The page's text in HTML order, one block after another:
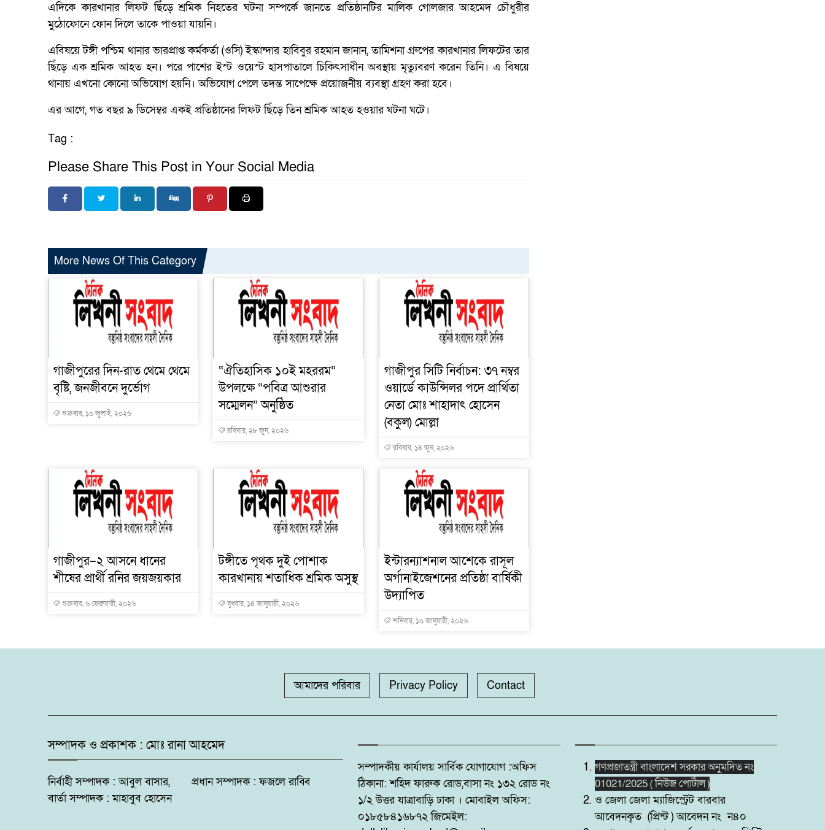
এদিকে কারখানার লিফট ছিঁড়ে শ্রমিক নিহতের ঘটনা সম্পর্কে জানতে প্রতিষ্ঠানটির মালিক গোলজার আহমেদ চৌধুরীর
মুঠোফোনে ফোন দিলে তাকে পাওয়া যায়নি।
এবিষয়ে টঙ্গী পশ্চিম থানার ভারপ্রাপ্ত কর্মকর্তা (ওসি) ইস্কান্দার হাবিবুর রহমান জানান, তামিশনা গ্রুপের কারখানার লিফটের তার
ছিঁড়ে এক শ্রমিক আহত হন। পরে পাশের ইস্ট ওয়েস্ট হাসপাতালে চিকিৎসাধীন অবস্থায় মৃত্যুবরণ করেন তিনি। এ বিষয়ে
থানায় এখনো কোনো অভিযোগ হয়নি। অভিযোগ পেলে তদন্ত সাপেক্ষে প্রয়োজনীয় ব্যবস্থা গ্রহণ করা হবে।
এর আগে, গত বছর ৯ ডিসেম্বর একই প্রতিষ্ঠানের লিফট ছিঁড়ে তিন শ্রমিক আহত হওয়ার ঘটনা ঘটে।
Tag :
Please Share This Post in Your Social Media
More News Of This Category
গাজীপুরের দিন-রাত থেমে থেমে
বৃষ্টি, জনজীবনে দুর্ভোগ
শুক্রবার, ১০ জুলাই, ২০২৬
“ঐতিহাসিক ১০ই মহররম”
উপলক্ষে “পবিত্র আশুরার
সম্মেলন” অনুষ্ঠিত
রবিবার, ২৮ জুন, ২০২৬
গাজীপুর সিটি নির্বাচন: ৩৭ নম্বর
ওয়ার্ডে কাউন্সিলর পদে প্রার্থিতা
নেতা মোঃ শাহাদাৎ হোসেন
(বকুল) মোল্লা
রবিবার, ১৪ জুন, ২০২৬
গাজীপুর–২ আসনে ধানের
শীষের প্রার্থী রনির জয়জয়কার
শুক্রবার, ৬ ফেব্রুয়ারী, ২০২৬
টঙ্গীতে পৃথক দুই পোশাক
কারখানায় শতাধিক শ্রমিক অসুস্থ
বুধবার, ১৪ জানুয়ারী, ২০২৬
ইন্টারন্যাশনাল আশেকে রাসূল
অর্গানাইজেশনের প্রতিষ্ঠা বার্ষিকী
উদ্যাপিত
শনিবার, ১০ জানুয়ারী, ২০২৬
আমাদের পরিবার Privacy Policy Contact
সম্পাদক ও প্রকাশক : মোঃ রানা আহমেদ
নির্বাহী সম্পাদক : আবুল বাসার, প্রধান সম্পাদক : ফজলে রাব্বি
বার্তা সম্পাদক : মাহাবুব হোসেন
সম্পাদকীয় কার্যালয় সার্বিক যোগাযোগ :অফিস
ঠিকানা: শহিদ ফারুক রোড,বাসা নং ১৩২ রোড নং
১/২ উত্তর যাত্রাবাড়ি ঢাকা । মোবাইল অফিস:
০১৮৫৮৪১৬৮৭২ জিমেইল:
গণপ্রজাতন্ত্রী বাংলাদেশ সরকার অনুমদিত নং
01021/2025 ( নিউজ পোর্টাল )
ও জেলা জেলা ম্যাজিস্ট্রেট বারবার
আবেদনকৃত (প্রিন্ট ) আবেদন নং ন৪০